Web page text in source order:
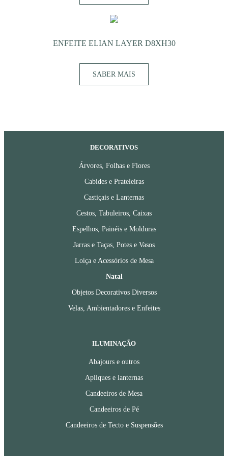
ENFEITE ELIAN LAYER D8XH30
SABER MAIS
DECORATIVOS
Árvores, Folhas e Flores
Cabides e Prateleiras
Castiçais e Lanternas
Cestos, Tabuleiros, Caixas
Espelhos, Painéis e Molduras
Jarras e Taças, Potes e Vasos
Loiça e Acessórios de Mesa
Natal
Objetos Decorativos Diversos
Velas, Ambientadores e Enfeites
ILUMINAÇÃO
Abajours e outros
Apliques e lanternas
Candeeiros de Mesa
Candeeiros de Pé
Candeeiros de Tecto e Suspensões